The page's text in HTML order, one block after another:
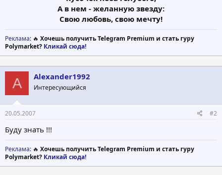
А в нем - желанную звезду:
Свою любовь, свою мечту!
Реклама: 🔥 Хочешь получить Telegram Premium и стать гуру
Polymarket? Кликай сюда!
A Alexander1992
Интересующийся
20.05.2007 #2
Буду знать !!!
Реклама: 🔥 Хочешь получить Telegram Premium и стать гуру
Polymarket? Кликай сюда!